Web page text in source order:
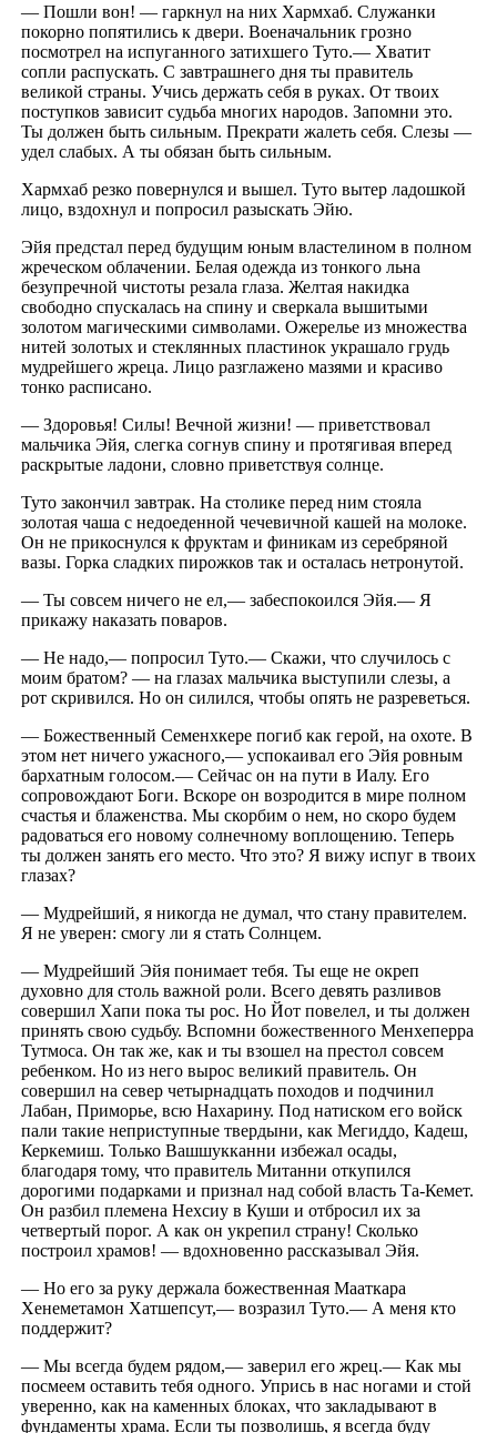
— Пошли вон! — гаркнул на них Хармхаб. Служанки
покорно попятились к двери. Военачальник грозно
посмотрел на испуганного затихшего Туто.— Хватит
сопли распускать. С завтрашнего дня ты правитель
великой страны. Учись держать себя в руках. От твоих
поступков зависит судьба многих народов. Запомни это.
Ты должен быть сильным. Прекрати жалеть себя. Слезы —
удел слабых. А ты обязан быть сильным.
Хармхаб резко повернулся и вышел. Туто вытер ладошкой
лицо, вздохнул и попросил разыскать Эйю.
Эйя предстал перед будущим юным властелином в полном
жреческом облачении. Белая одежда из тонкого льна
безупречной чистоты резала глаза. Желтая накидка
свободно спускалась на спину и сверкала вышитыми
золотом магическими символами. Ожерелье из множества
нитей золотых и стеклянных пластинок украшало грудь
мудрейшего жреца. Лицо разглажено мазями и красиво
тонко расписано.
— Здоровья! Силы! Вечной жизни! — приветствовал
мальчика Эйя, слегка согнув спину и протягивая вперед
раскрытые ладони, словно приветствуя солнце.
Туто закончил завтрак. На столике перед ним стояла
золотая чаша с недоеденной чечевичной кашей на молоке.
Он не прикоснулся к фруктам и финикам из серебряной
вазы. Горка сладких пирожков так и осталась нетронутой.
— Ты совсем ничего не ел,— забеспокоился Эйя.— Я
прикажу наказать поваров.
— Не надо,— попросил Туто.— Скажи, что случилось с
моим братом? — на глазах мальчика выступили слезы, а
рот скривился. Но он силился, чтобы опять не разреветься.
— Божественный Семенхкере погиб как герой, на охоте. В
этом нет ничего ужасного,— успокаивал его Эйя ровным
бархатным голосом.— Сейчас он на пути в Иалу. Его
сопровождают Боги. Вскоре он возродится в мире полном
счастья и блаженства. Мы скорбим о нем, но скоро будем
радоваться его новому солнечному воплощению. Теперь
ты должен занять его место. Что это? Я вижу испуг в твоих
глазах?
— Мудрейший, я никогда не думал, что стану правителем.
Я не уверен: смогу ли я стать Солнцем.
— Мудрейший Эйя понимает тебя. Ты еще не окреп
духовно для столь важной роли. Всего девять разливов
совершил Хапи пока ты рос. Но Йот повелел, и ты должен
принять свою судьбу. Вспомни божественного Менхеперра
Тутмоса. Он так же, как и ты взошел на престол совсем
ребенком. Но из него вырос великий правитель. Он
совершил на север четырнадцать походов и подчинил
Лабан, Приморье, всю Нахарину. Под натиском его войск
пали такие неприступные твердыни, как Мегиддо, Кадеш,
Керкемиш. Только Вашшукканни избежал осады,
благодаря тому, что правитель Митанни откупился
дорогими подарками и признал над собой власть Та-Кемет.
Он разбил племена Нехсиу в Куши и отбросил их за
четвертый порог. А как он укрепил страну! Сколько
построил храмов! — вдохновенно рассказывал Эйя.
— Но его за руку держала божественная Мааткара
Хенеметамон Хатшепсут,— возразил Туто.— А меня кто
поддержит?
— Мы всегда будем рядом,— заверил его жрец.— Как мы
посмеем оставить тебя одного. Упрись в нас ногами и стой
уверенно, как на каменных блоках, что закладывают в
фундаменты храма. Если ты позволишь, я всегда буду